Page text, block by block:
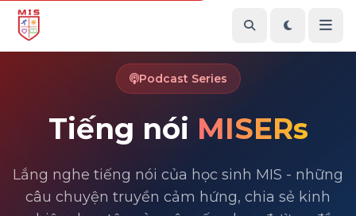
Podcast Series
Tiếng nói MISERs
Lắng nghe tiếng nói của học sinh MIS - những
câu chuyện truyền cảm hứng, chia sẻ kinh